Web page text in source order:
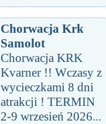
Chorwacja Krk
Samolot
Chorwacja KRK
Kvarner !! Wczasy z
wycieczkami 8 dni
atrakcji ! TERMIN
2-9 wrzesień 2026...